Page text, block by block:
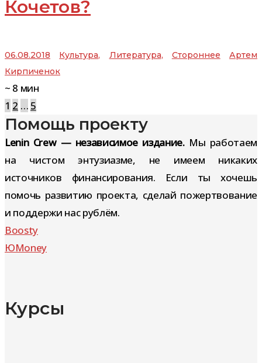
Кочетов?
06.08.2018 Культура, Литература, Стороннее
Артем
Кирпиченок
~ 8 мин
Навигация
по
записям
1 2 … 5
Помощь проекту
Lenin Crew — независимое издание.Мы работаем
на чистом энтузиазме, не имеем никаких
источников финансирования. Если ты хочешь
помочь развитию проекта, сделай пожертвование
и поддержи нас рублём.
Boosty
ЮMoney
Курсы